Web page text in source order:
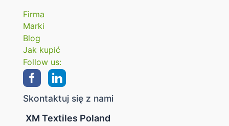
Firma
Marki
Blog
Jak kupić
Follow us:
Skontaktuj się z nami
XM Textiles Poland